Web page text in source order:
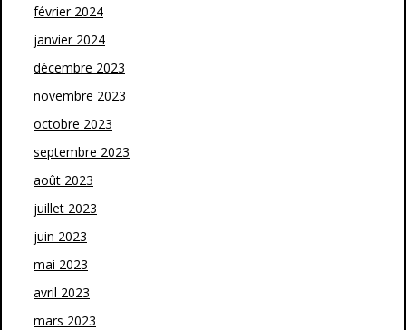
février 2024
janvier 2024
décembre 2023
novembre 2023
octobre 2023
septembre 2023
août 2023
juillet 2023
juin 2023
mai 2023
avril 2023
mars 2023